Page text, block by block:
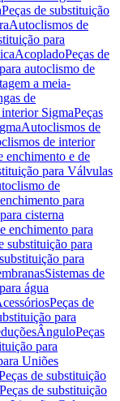
Peças de substituição
Autoclismos de
para
AcopladoPeças de
autoclismo de
a meia-
de
SigmaPeças
Autoclismos de
de interior
enchimento e de
para Válvulas
de
para
cisterna
enchimento para
substituição para
para
Sistemas de
água
Peças de
para
ÂnguloPeças
para
Uniões
de substituição
Peças de substituição